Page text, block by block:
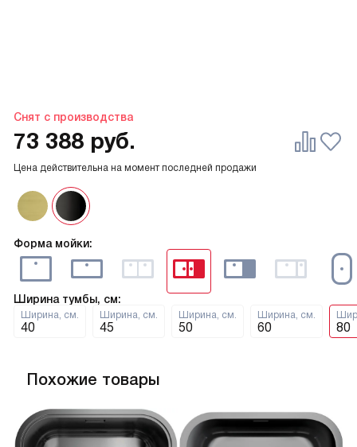
Снят с производства
Форма мойки:
Ширина тумбы, см:
Ширина, см.
40
Ширина, см.
45
Ширина, см.
50
Ширина, см.
60 80
Цена действительна на момент последней продажи
73 388 руб.
Похожие товары